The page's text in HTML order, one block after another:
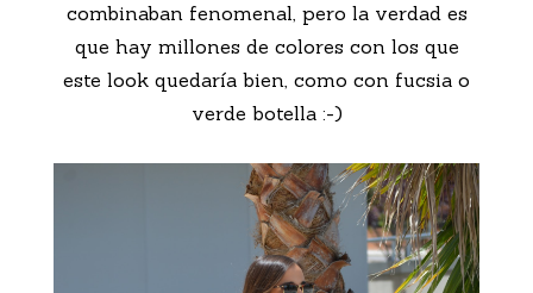
combinaban fenomenal, pero la verdad es
que hay millones de colores con los que
este look quedaría bien, como con fucsia o
verde botella :-)